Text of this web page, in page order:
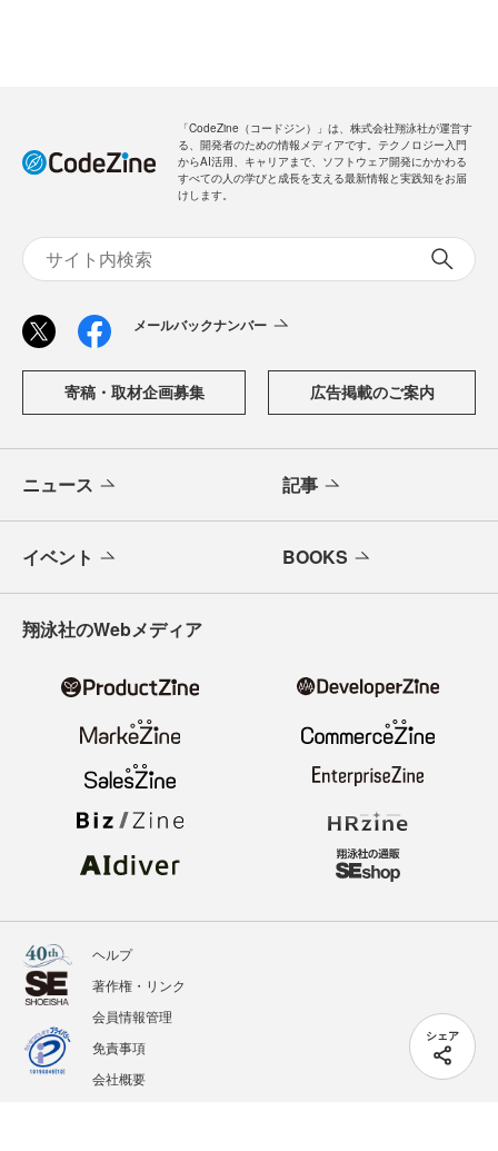
シェア
「CodeZine（コードジン）」は、株式会社翔泳社が運営す
る、開発者のための情報メディアです。テクノロジー入門
からAI活用、キャリアまで、ソフトウェア開発にかかわる
すべての人の学びと成長を支える最新情報と実践知をお届
けします。
メールバックナンバー
寄稿・取材企画募集 広告掲載のご案内
ニュース 記事
イベント BOOKS
翔泳社のWebメディア
ヘルプ
著作権・リンク
会員情報管理
免責事項
会社概要